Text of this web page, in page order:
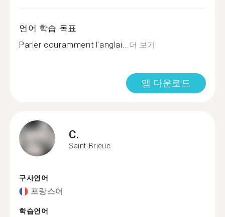
언어 학습 목표
Parler couramment l’anglai... 더 보기
앱 다운로드
C.
Saint-Brieuc
구사언어
프랑스어
학습언어